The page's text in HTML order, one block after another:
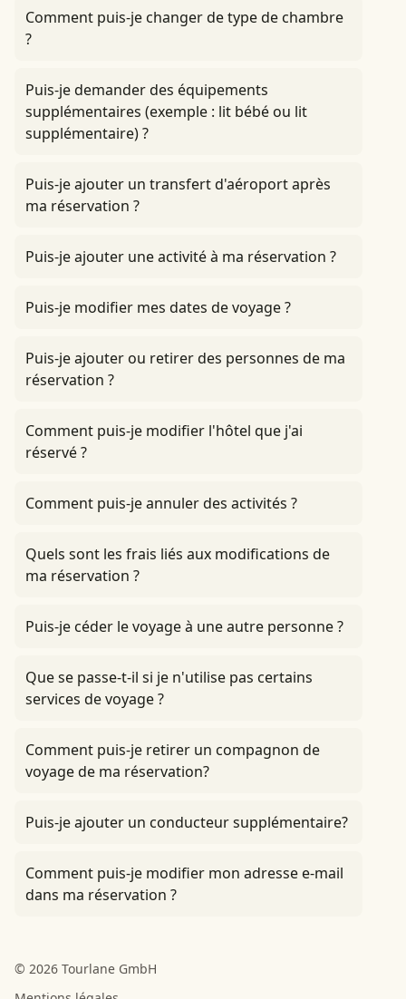
Comment puis-je changer de type de chambre
?
Puis-je demander des équipements
supplémentaires (exemple : lit bébé ou lit
supplémentaire) ?
Puis-je ajouter un transfert d'aéroport après
ma réservation ?
Puis-je ajouter une activité à ma réservation ?
Puis-je modifier mes dates de voyage ?
Puis-je ajouter ou retirer des personnes de ma
réservation ?
Comment puis-je modifier l'hôtel que j'ai
réservé ?
Comment puis-je annuler des activités ?
Quels sont les frais liés aux modifications de
ma réservation ?
Puis-je céder le voyage à une autre personne ?
Que se passe-t-il si je n'utilise pas certains
services de voyage ?
Comment puis-je retirer un compagnon de
voyage de ma réservation?
Puis-je ajouter un conducteur supplémentaire?
Comment puis-je modifier mon adresse e-mail
dans ma réservation ?
© 2026 Tourlane GmbH